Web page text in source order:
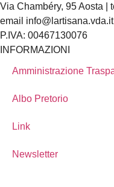
Via Chambéry, 95 Aosta |
email
P.IVA: 00467130076
INFORMAZIONI
Amministrazione
Albo Pretorio
Link
Newsletter